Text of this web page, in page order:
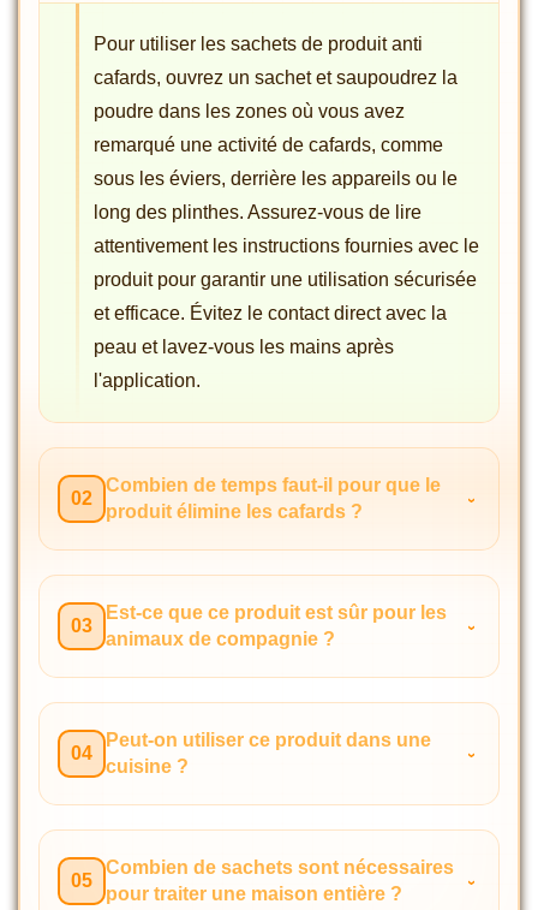
Pour utiliser les sachets de produit anti
cafards, ouvrez un sachet et saupoudrez la
poudre dans les zones où vous avez
remarqué une activité de cafards, comme
sous les éviers, derrière les appareils ou le
long des plinthes. Assurez-vous de lire
attentivement les instructions fournies avec le
produit pour garantir une utilisation sécurisée
et efficace. Évitez le contact direct avec la
peau et lavez-vous les mains après
l'application.
02
Combien de temps faut-il pour que le
produit élimine les cafards ?
03
Est-ce que ce produit est sûr pour les
animaux de compagnie ?
04
Peut-on utiliser ce produit dans une
cuisine ?
05
Combien de sachets sont nécessaires
pour traiter une maison entière ?